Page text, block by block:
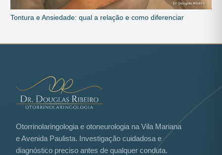
Tontura e Ansiedade: qual a relação e como diferenciar
Otorrinolaringologia e otoneurologia na Vila Mariana
e Avenida Paulista. Investigação cuidadosa e
diagnóstico preciso antes de qualquer conduta.